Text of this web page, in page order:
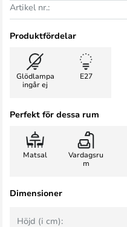
Artikel nr.:
Produktfördelar
Glödlampa
ingår ej
E27
Perfekt för dessa rum
Matsal
Vardagsru
m
Dimensioner
Höjd (i cm):